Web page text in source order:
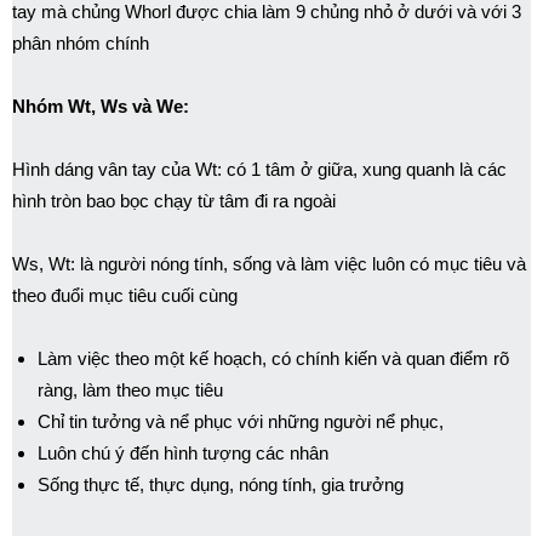
tay mà chủng Whorl được chia làm 9 chủng nhỏ ở dưới và với 3
phân nhóm chính
Nhóm Wt, Ws và We:
Hình dáng vân tay của Wt: có 1 tâm ở giữa, xung quanh là các
hình tròn bao bọc chạy từ tâm đi ra ngoài
Ws, Wt: là người nóng tính, sống và làm việc luôn có mục tiêu và
theo đuổi mục tiêu cuối cùng
Làm việc theo một kế hoạch, có chính kiến và quan điểm rõ
ràng, làm theo mục tiêu
Chỉ tin tưởng và nể phục với những người nể phục,
Luôn chú ý đến hình tượng các nhân
Sống thực tế, thực dụng, nóng tính, gia trưởng